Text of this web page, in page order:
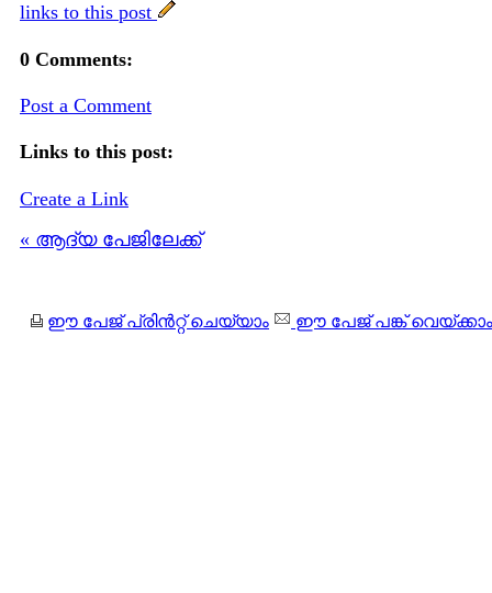
links to this post
0 Comments:
Post a Comment
Links to this post:
Create a Link
« ആദ്യ പേജിലേക്ക്
ഈ പേജ് പ്രിന്‍റ്റ് ചെയ്യാം ഈ പേജ് പങ്ക് വെയ്ക്കാം